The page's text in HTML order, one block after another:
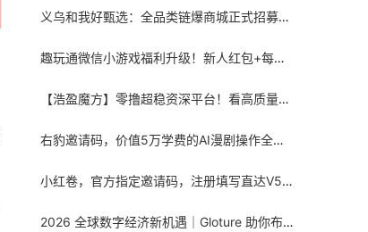
义乌和我好甄选：全品类链爆商城正式招募兼职诺干名！免费领产品！
趣玩通微信小游戏福利升级！新人红包+每日红包人人有份，零门槛上手
【浩盈魔方】零撸超稳资深平台！看高质量广告赚！收益高！良心推荐
右豹邀请码，价值5万学费的AI漫剧操作全流程指南，想学的一定要收藏这篇
小红卷，官方指定邀请码，注册填写直达V5总代！附填码教程，自用省钱分享增收
2026 全球数字经济新机遇｜Gloture 助你布局全球市场，打造属于自己的国际事业